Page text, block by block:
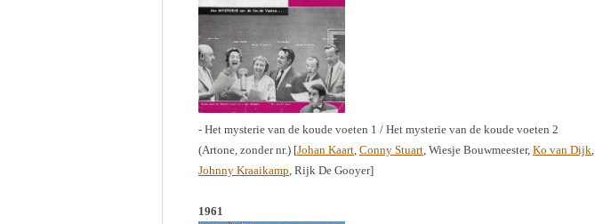
- Het mysterie van de koude voeten 1 / Het mysterie van de koude voeten 2
(Artone, zonder nr.) [Johan Kaart, Conny Stuart, Wiesje Bouwmeester, Ko van Dijk,
Johnny Kraaikamp, Rijk De Gooyer]
1961